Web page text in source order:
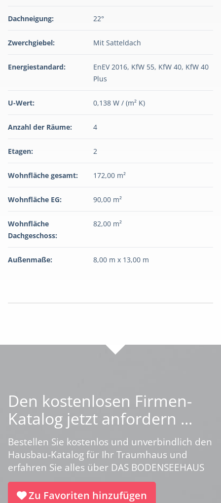
Dachneigung: 22°
Zwerchgiebel: Mit Satteldach
Energiestandard:
EnEV 2016, KfW 55, KfW 40, KfW 40
Plus
U-Wert: 0,138 W / (m² K)
Anzahl der Räume: 4
Etagen: 2
Wohnfläche gesamt: 172,00 m²
Wohnfläche EG: 90,00 m²
Wohnfläche
Dachgeschoss:
82,00 m²
Außenmaße: 8,00 m x 13,00 m
Den kostenlosen Firmen-
Katalog jetzt anfordern ...
Bestellen Sie kostenlos und unverbindlich den
Hausbau-Katalog für Ihr Traumhaus und
erfahren Sie alles über DAS BODENSEEHAUS
Zu Favoriten hinzufügen